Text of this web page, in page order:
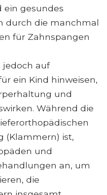
ein gesundes
durch die manchmal
für Zahnspangen
jedoch auf
ein Kind hinweisen,
und
Während die
(Klammern) ist,
und
an, um
die